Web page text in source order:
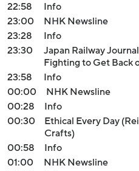
22:58
Info
23:00
NHK Newsline
23:28
Info
23:30
Japan Railway
Fighting to Get Back
23:58
Info
00:00
NHK Newsline
00:28
Info
00:30
Ethical Every Day
Crafts)
00:58
Info
01:00
NHK Newsline